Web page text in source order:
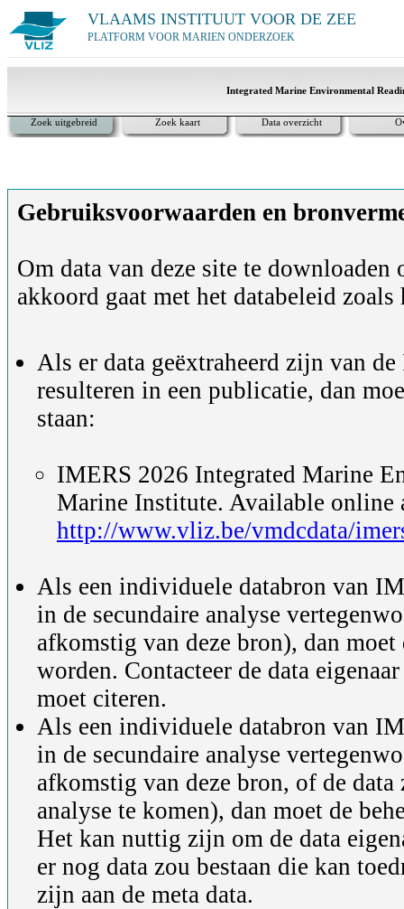
VLAAMS INSTITUUT VOOR DE ZEE
PLATFORM VOOR MARIEN ONDERZOEK
Integrated Marine Environmental
Zoek uitgebreid Zoek kaart Data overzicht
Gebruiksvoorwaarden en
Om data van deze site te
akkoord gaat met het databeleid zoals
Als er data geëxtraheerd zijn van
resulteren in een publicatie, dan
staan:
IMERS 2026 Integrated Marine
Marine Institute. Available online
http://www.vliz.be/vmdcdata/
Als een individuele databron van
in de secundaire analyse
afkomstig van deze bron), dan
worden. Contacteer de data
moet citeren.
Als een individuele databron van
in de secundaire analyse
afkomstig van deze bron, of de
analyse te komen), dan moet de
Het kan nuttig zijn om de data
er nog data zou bestaan die kan
zijn aan de meta data.